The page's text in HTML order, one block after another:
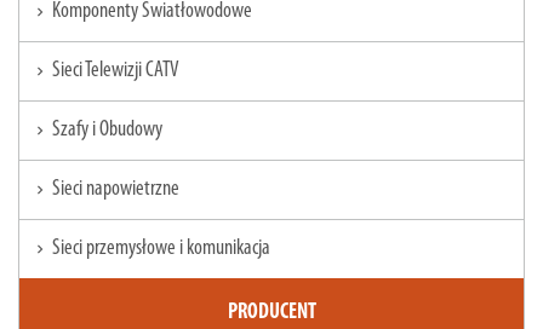
chevron_right Komponenty Światłowodowe
chevron_right Sieci Telewizji CATV
chevron_right Szafy i Obudowy
chevron_right Sieci napowietrzne
chevron_right Sieci przemysłowe i komunikacja
PRODUCENT